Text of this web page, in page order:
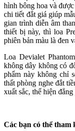
hình bông hoa và
chi tiết đắt giá giúp
gian trình diễn âm
thiết bị này, thì loa
phiên bản màu là đen
Loa Devialet
không dây không có
phẩm này không chỉ
thất phòng nghe đắt
xuất sắc, thể hiện
Các bạn có thể tham